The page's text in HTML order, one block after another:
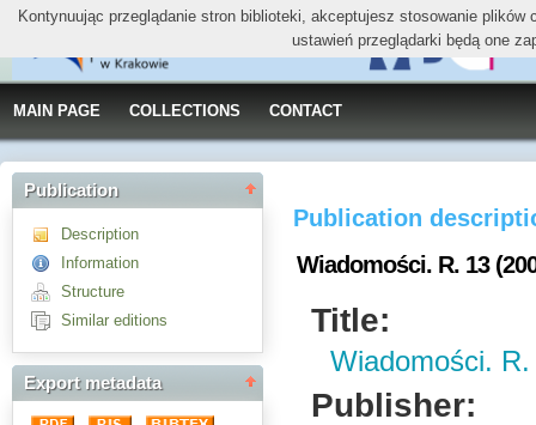
MAIN PAGE COLLECTIONS CONTACT
Publication
Description
Information
Structure
Similar editions
Export metadata
Publication
Wiadomości. R. 13
Title:
Wiadomości.
Publisher:
Kontynuując przeglądanie stron biblioteki, akceptujesz stosowanie
ustawień przeglądarki będą one